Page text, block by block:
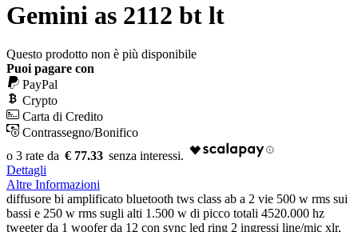
Gemini as 2112 bt lt
Questo prodotto non è più disponibile
Puoi pagare con
PayPal
Crypto
Carta di Credito
Contrassegno/Bonifico
€ 77.33
Dettagli
Altre Informazioni
diffusore bi amplificato bluetooth tws class ab a 2 vie 500 w rms sui
bassi e 250 w rms sugli alti 1.500 w di picco totali 4520.000 hz
tweeter da 1 woofer da 12 con sync led ring 2 ingressi line/mic xlr,